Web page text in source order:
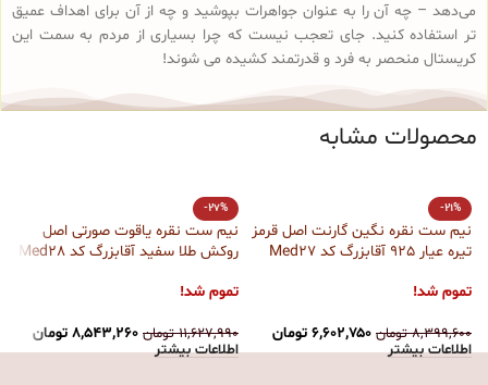
می‌دهد – چه آن را به عنوان جواهرات بپوشید و چه از آن برای اهداف عمیق
تر استفاده کنید. جای تعجب نیست که چرا بسیاری از مردم به سمت این
کریستال منحصر به فرد و قدرتمند کشیده می شوند!
محصولات مشابه
-21%
نیم ست نقره نگین گارنت اصل قرمز
تیره عیار 925 آقابزرگ کد Med27
تموم شد!
۸,۳۹۹,۶۰۰ تومان ۶,۶۰۲,۷۵۰ تومان
اطلاعات بیشتر
-27%
نیم ست نقره یاقوت صورتی اصل
روکش طلا سفید آقابزرگ کد Med28
تموم شد!
۱۱,۶۲۷,۹۹۰ تومان ۸,۵۴۳,۲۶۰ تومان
اطلاعات بیشتر